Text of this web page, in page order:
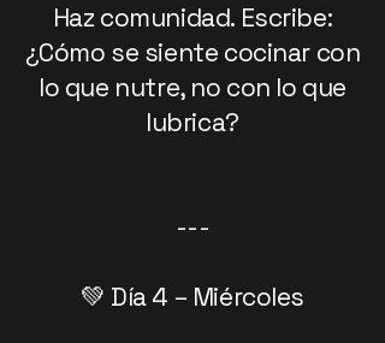
Haz comunidad. Escribe:
¿Cómo se siente cocinar con
lo que nutre, no con lo que
lubrica?
---
💚 Día 4 – Miércoles